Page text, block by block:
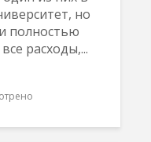
но
полностью
расходы,...